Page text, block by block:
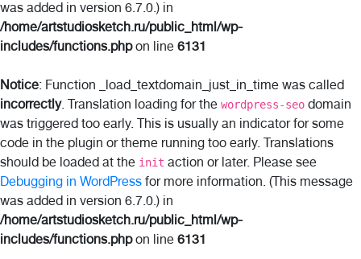
was added in version 6.7.0.) in
/home/artstudiosketch.ru/public_html/wp-
includes/functions.phpon line 6131
Notice: Function _load_textdomain_just_in_time was called
incorrectly. Translation loading for the wordpress-seo domain
was triggered too early. This is usually an indicator for some
code in the plugin or theme running too early. Translations
should be loaded at the init action or later. Please see
Debugging in WordPress for more information. (This message
was added in version 6.7.0.) in
/home/artstudiosketch.ru/public_html/wp-
includes/functions.phpon line 6131